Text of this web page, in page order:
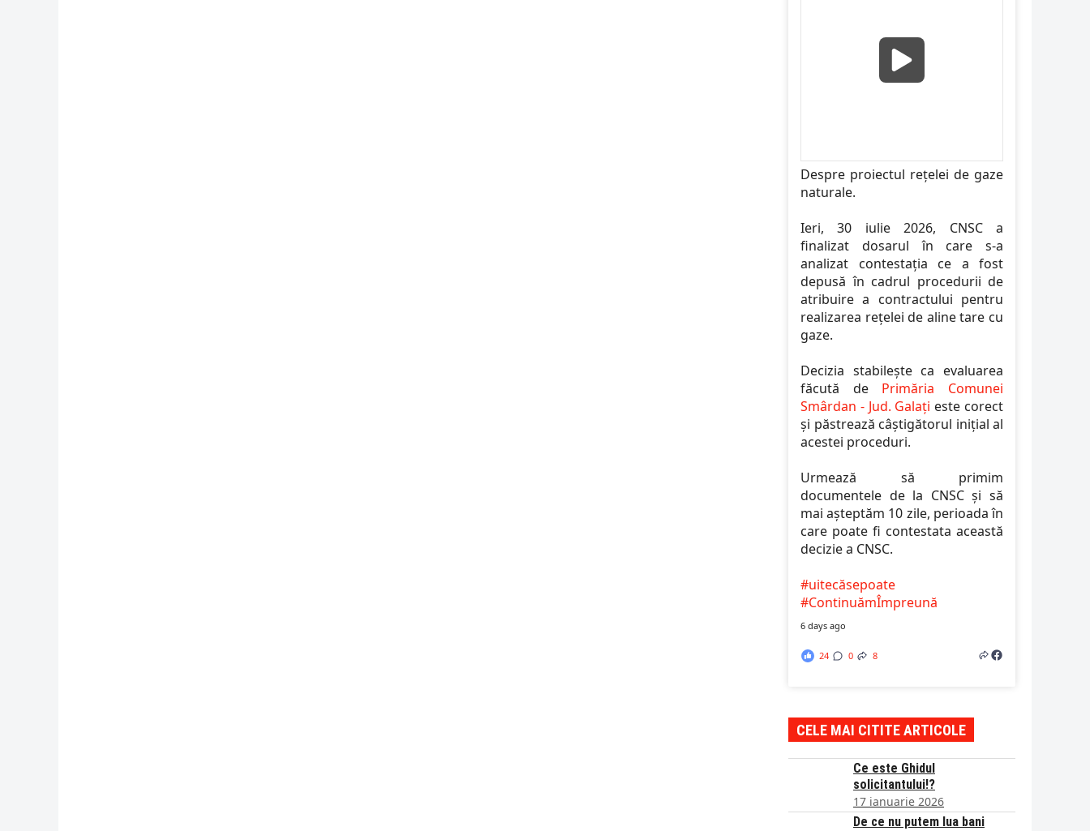
Despre proiectul rețelei de gaze
naturale.
Ieri, 30 iulie 2026, CNSC a
finalizat dosarul în care s-a
analizat contestația ce a fost
depusă în cadrul procedurii de
atribuire a contractului pentru
realizarea rețelei de aline tare cu
gaze.
Decizia stabilește ca evaluarea
făcută de Primăria Comunei
Smârdan - Jud. Galați este corect
și păstrează câștigătorul inițial al
acestei proceduri.
Urmează să primim
documentele de la CNSC și să
mai așteptăm 10 zile, perioada în
care poate fi contestata această
decizie a CNSC.
#uitecăsepoate
#ContinuămÎmpreună
6 days ago
24 0 8
CELE MAI CITITE ARTICOLE
Ce este Ghidul
solicitantului!?
17 ianuarie 2026
De ce nu putem lua bani